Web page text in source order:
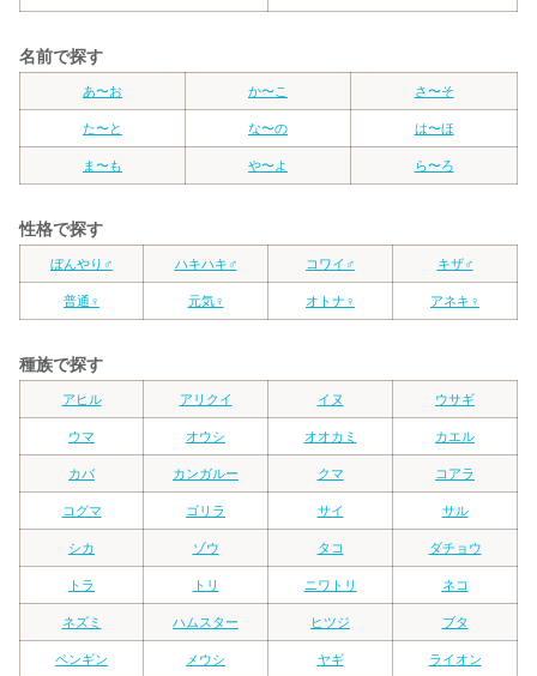
名前で探す
あ〜お か〜こ さ〜そ
た〜と な〜の は〜ほ
ま〜も や〜よ ら〜ろ
性格で探す
ぼんやり♂ ハキハキ♂ コワイ♂ キザ♂
普通♀ 元気♀ オトナ♀ アネキ♀
種族で探す
アヒル アリクイ イヌ ウサギ
ウマ オウシ オオカミ カエル
カバ カンガルー クマ コアラ
コグマ ゴリラ サイ サル
シカ ゾウ タコ ダチョウ
トラ トリ ニワトリ ネコ
ネズミ ハムスター ヒツジ ブタ
ペンギン メウシ ヤギ ライオン